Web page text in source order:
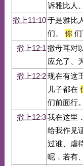
诉雅比人
撒上11:10于是雅比
们、
你们
撒上12:1 撒母耳对
应允了、
撒上12:2现在有这
儿子都在
们前面行。
撒上12:3我在这里．
给我作见
过谁、虐
呢．若有